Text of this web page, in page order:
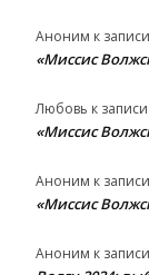
Аноним к записи
«Миссис
Любовь к записи
«Миссис
Аноним к записи
«Миссис
Аноним к записи